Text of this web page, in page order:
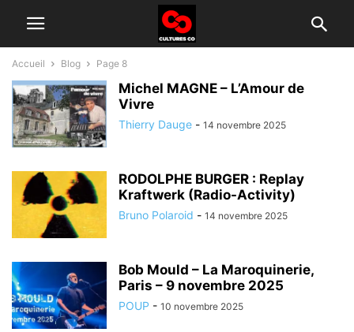
Accueil Blog Page 8
Michel MAGNE – L’Amour de
Vivre
Thierry Dauge - 14 novembre 2025
RODOLPHE BURGER : Replay
Kraftwerk (Radio-Activity)
Bruno Polaroid - 14 novembre 2025
Bob Mould – La Maroquinerie,
Paris – 9 novembre 2025
POUP - 10 novembre 2025